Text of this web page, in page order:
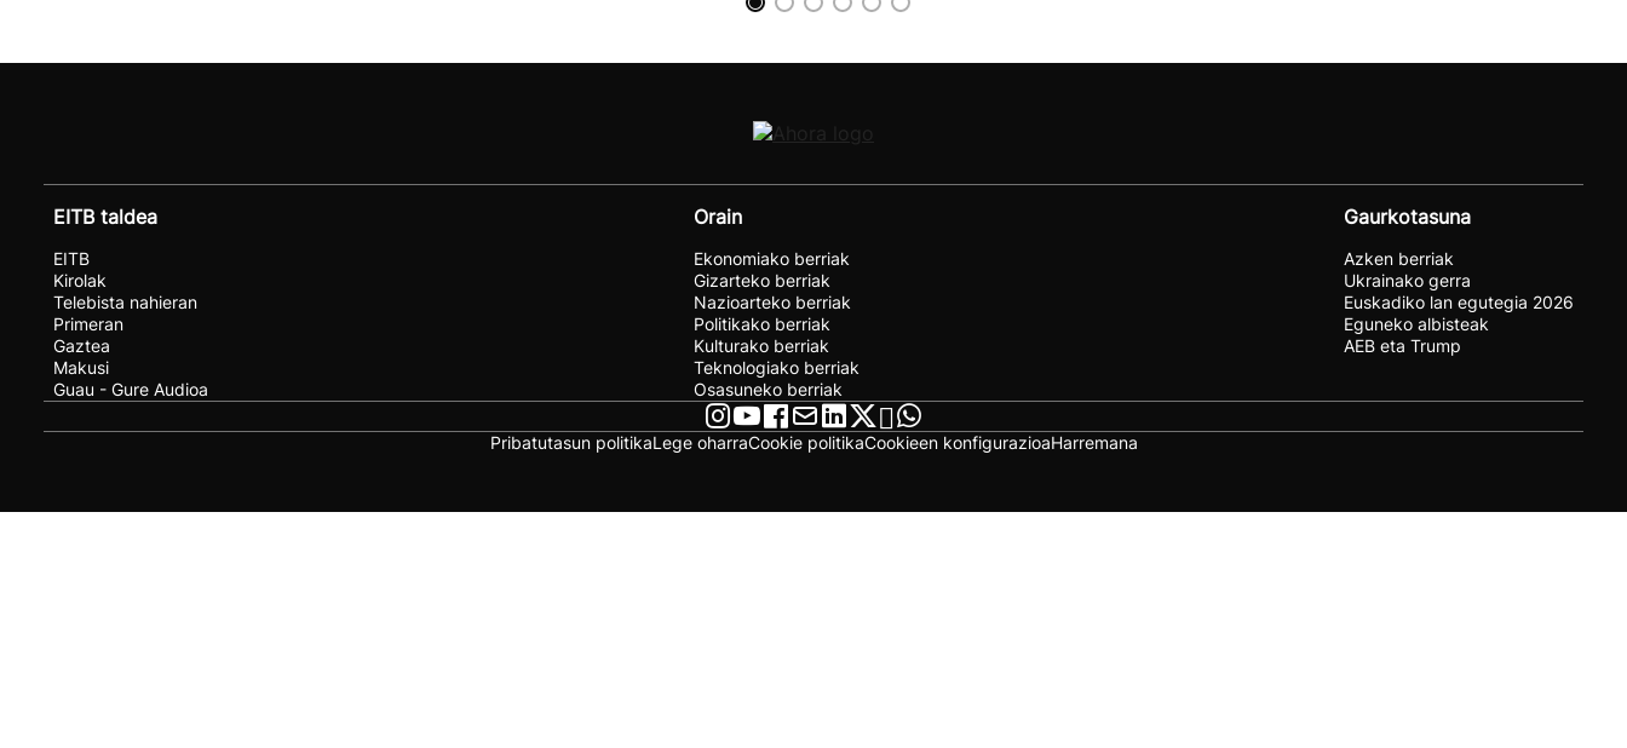
EITB taldea
EITB
Kirolak
Telebista nahieran
Primeran
Gaztea
Makusi
Guau - Gure Audioa
Orain
Ekonomiako berriak
Gizarteko berriak
Nazioarteko berriak
Politikako berriak
Kulturako berriak
Teknologiako berriak
Osasuneko berriak
Gaurkotasuna
Azken berriak
Ukrainako gerra
Euskadiko lan egutegia 2026
Eguneko albisteak
AEB eta Trump
Pribatutasun politikaLege oharraCookie politikaCookieen konfigurazioaHarremana